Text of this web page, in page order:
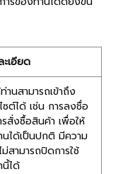
ะเอียด
านสามารถเข้าถึง
ซต์ได้ เช่น การลงชื่อ
รสั่งซื้อสินค้า เพื่อให้
นได้เป็นปกติ มีความ
สามารถปิดการใช้
นี้ได้